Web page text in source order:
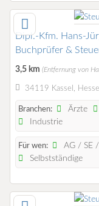
Dipl.-Kfm. Hans-
Buchprüfer &
3,5 km (Entfernung von
34119 Kassel,
Branchen: Ärzte
Industrie
Für wen: AG / SE
Selbstständige